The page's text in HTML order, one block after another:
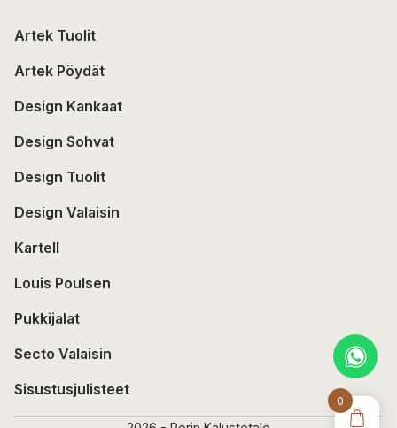
0
Artek Tuolit
Artek Pöydät
Design Kankaat
Design Sohvat
Design Tuolit
Design Valaisin
Kartell
Louis Poulsen
Pukkijalat
Secto Valaisin
Sisustusjulisteet